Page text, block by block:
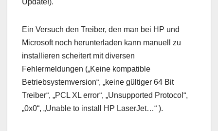
Ein Versuch den Treiber, den man bei HP und
Microsoft noch herunterladen kann manuell zu
installieren scheitert mit diversen
Fehlermeldungen („Keine kompatible
Betriebsystemversion“, „keine gültiger 64 Bit
Treiber“, „PCL XL error“, „Unsupported Protocol“,
„0x0“, „Unable to install HP LaserJet…“ ).